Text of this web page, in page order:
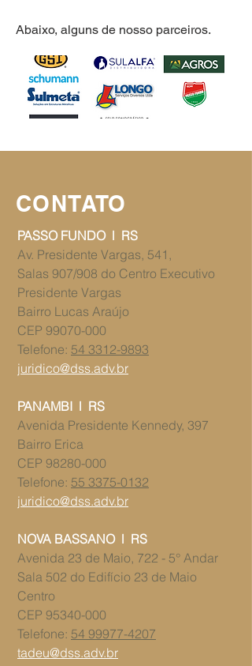
Abaixo, alguns de nosso parceiros.
CONTATO
PASSO FUNDO l RS
Av. Presidente Vargas, 541,
Salas 907/908 ​​do Centro Executivo
Presidente Vargas
Bairro Lucas Araújo
CEP 99070-000
Telefone: 54 3312-9893
juridico@dss.adv.br
PANAMBI l RS
​​Avenida Presidente Kennedy, 397
Bairro Erica
CEP 98280-000
Telefone: 55 3375-0132
juridico@dss.adv.br
NOVA BASSANO l RS
Avenida 23 de Maio, 722 - 5° Andar
Sala 502 do ​Edifício 23 de Maio
Centro
CEP 95340-000
Telefone: 54 99977-4207
tadeu@dss.adv.br